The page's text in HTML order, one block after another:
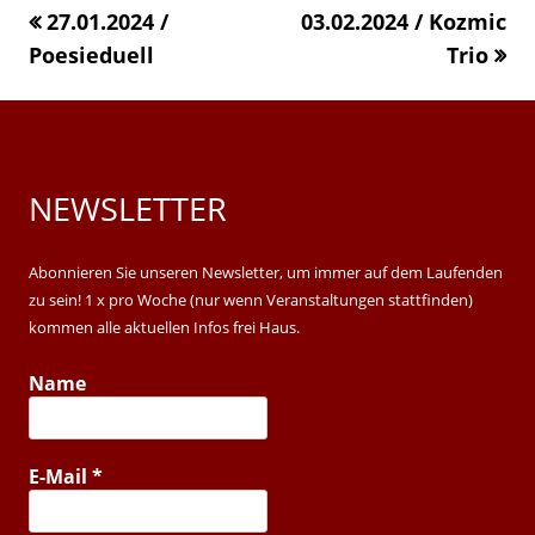
window
window
windownew
27.01.2024 /
Poesieduell
03.02.2024 / Kozmic
Trio
Main
Sidebar
NEWSLETTER
Abonnieren Sie unseren Newsletter, um immer auf dem Laufenden
zu sein! 1 x pro Woche (nur wenn Veranstaltungen stattfinden)
kommen alle aktuellen Infos frei Haus.
Name
E-Mail *